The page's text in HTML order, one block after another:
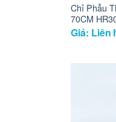
Chỉ Phẫu
70CM
Giá: Liên